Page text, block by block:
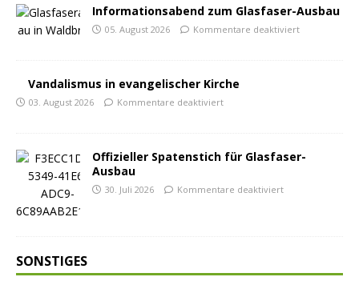
Informationsabend zum Glasfaser-Ausbau
05. August 2026 Kommentare deaktiviert
Vandalismus in evangelischer Kirche
03. August 2026 Kommentare deaktiviert
Offizieller Spatenstich für Glasfaser-
Ausbau
30. Juli 2026 Kommentare deaktiviert
SONSTIGES